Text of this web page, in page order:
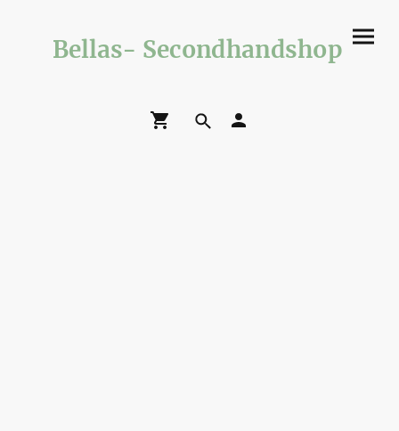
Bellas- Secondhandshop